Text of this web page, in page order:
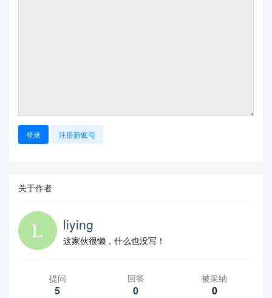
登录 注册新账号
关于作者
liying
这家伙很懒，什么也没写！
提问
5
回答
0
被采纳
0